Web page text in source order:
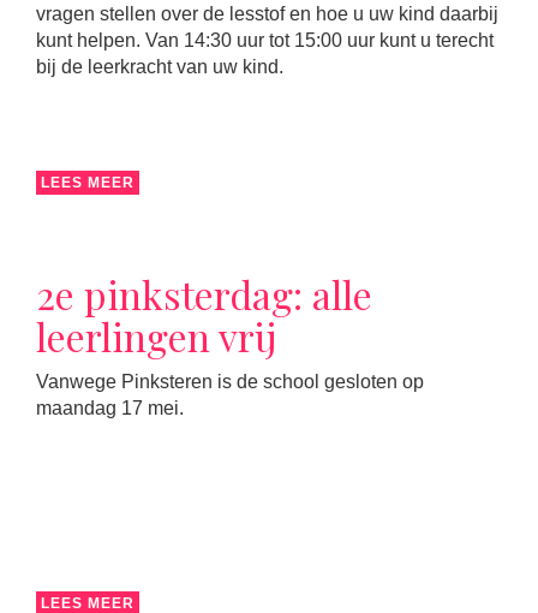
vragen stellen over de lesstof en hoe u uw kind daarbij
kunt helpen. Van 14:30 uur tot 15:00 uur kunt u terecht
bij de leerkracht van uw kind.
LEES MEER
2e pinksterdag: alle
leerlingen vrij
Vanwege Pinksteren is de school gesloten op
maandag 17 mei.
LEES MEER